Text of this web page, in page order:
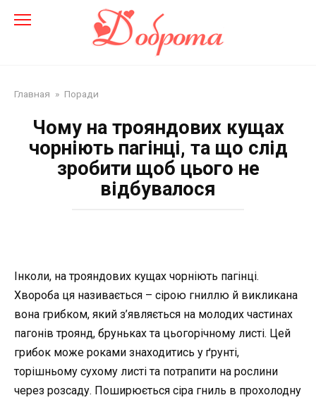
Главная » Поради
Чому на трояндових кущах
чорніють пагінці, та що слід
зробити щоб цього не
відбувалося
Інколи, на трояндових кущах чорніють пагінці.
Хвороба ця називається – сірою гниллю й викликана
вона грибком, який з’являється на молодих частинах
пагонів троянд, бруньках та цьогорічному листі. Цей
грибок може роками знаходитись у ґрунті,
торішньому сухому листі та потрапити на рослини
через розсаду. Поширюється сіра гниль в прохолодну